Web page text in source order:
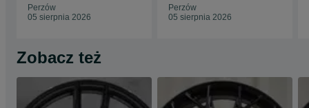
Perzów
05 sierpnia 2026
Perzów
05 sierpnia 2026
Zobacz też